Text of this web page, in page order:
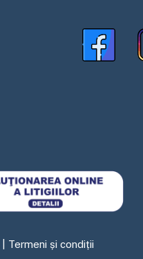
Termeni și condiții